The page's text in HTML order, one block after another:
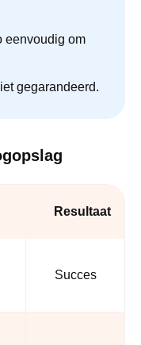
eenvoudig om
gegarandeerd.
Resultaat
Succes